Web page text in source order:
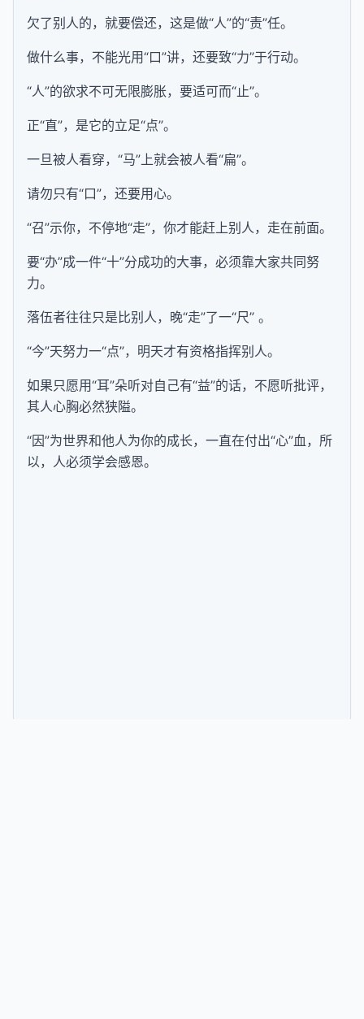
欠了别人的，就要偿还，这是做“人”的“责”任。
做什么事，不能光用“口”讲，还要致“力”于行动。
“人”的欲求不可无限膨胀，要适可而“止”。
正“直”，是它的立足“点”。
一旦被人看穿，“马”上就会被人看“扁”。
请勿只有“口”，还要用心。
“召”示你，不停地“走”，你才能赶上别人，走在前面。
要“办”成一件“十”分成功的大事，必须靠大家共同努
力。
落伍者往往只是比别人，晚“走”了一“尺” 。
“今”天努力一“点”，明天才有资格指挥别人。
如果只愿用“耳”朵听对自己有“益”的话，不愿听批评，
其人心胸必然狭隘。
“因”为世界和他人为你的成长，一直在付出“心”血，所
以，人必须学会感恩。